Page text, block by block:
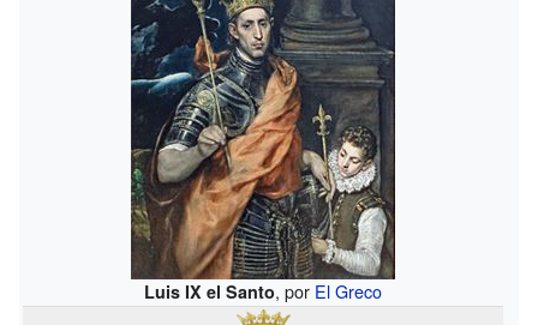
Luis IX el Santo, por El Greco